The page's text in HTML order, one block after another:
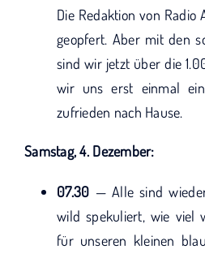
Die Redaktion von Radio
geopfert. Aber mit den
sind wir jetzt über die
wir uns erst einmal
zufrieden nach Hause.
Samstag, 4. Dezember:
07.30 — Alle sind
wild spekuliert, wie viel
für unseren kleinen